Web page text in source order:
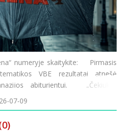
numeryje skaitykite: Pirmasis
VBE rezultatai atnešė
abiturientui. „Čekiukų“
iš dar š
07-09